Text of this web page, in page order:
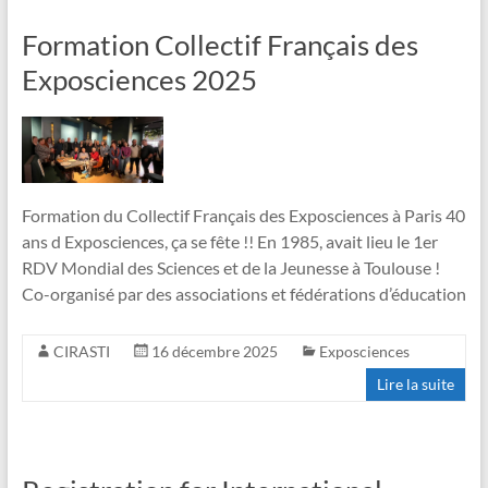
Formation Collectif Français des
Exposciences 2025
Formation du Collectif Français des Exposciences à Paris 40
ans d Exposciences, ça se fête !! En 1985, avait lieu le 1er
RDV Mondial des Sciences et de la Jeunesse à Toulouse !
Co-organisé par des associations et fédérations d’éducation
CIRASTI 16 décembre 2025
Exposciences
Lire la suite